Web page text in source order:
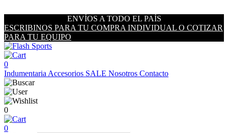
ENVÍOS A TODO EL PAÍS
ESCRIBINOS PARA TU COMPRA INDIVIDUAL O COTIZAR
PARA TU EQUIPO
0
Indumentaria Accesorios SALE Nosotros Contacto
0
0